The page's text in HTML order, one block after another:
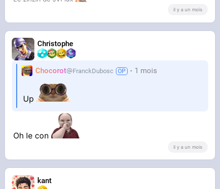
il y a un mois
Christophe
Chocorot FranckDubosc 1 mois
Up
Oh le con
il y a un mois
kant